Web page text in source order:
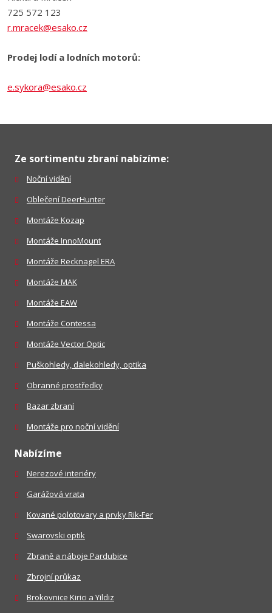
725 572 123
r.mracek@esako.cz
Prodej lodí a lodních motorů:
e.sykora@esako.cz
Ze sortimentu zbraní nabízíme:
Noční vidění
Oblečení DeerHunter
Montáže Kozap
Montáže InnoMount
Montáže Recknagel ERA
Montáže MAK
Montáže EAW
Montáže Contessa
Montáže Vector Optic
Puškohledy, dalekohledy, optika
Obranné prostředky
Bazar zbraní
Montáže pro noční vidění
Nabízíme
Nerezové interiéry
Garážová vrata
Kované polotovary a prvky Rik-Fer
Swarovski optik
Zbraně a náboje Pardubice
Zbrojní průkaz
Brokovnice Kirici a Yildiz